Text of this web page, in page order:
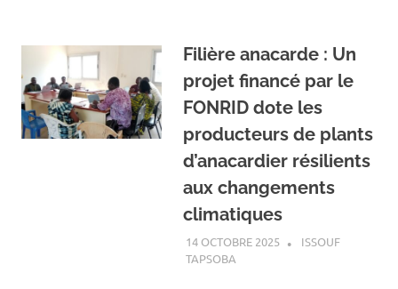
Filière anacarde : Un
projet financé par le
FONRID dote les
producteurs de plants
d’anacardier résilients
aux changements
climatiques
14 OCTOBRE 2025
ISSOUF
TAPSOBA